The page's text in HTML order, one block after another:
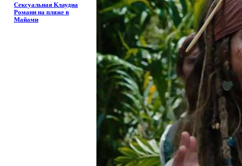
Сексуальная Клаудиа
Романи на пляже в
Майами